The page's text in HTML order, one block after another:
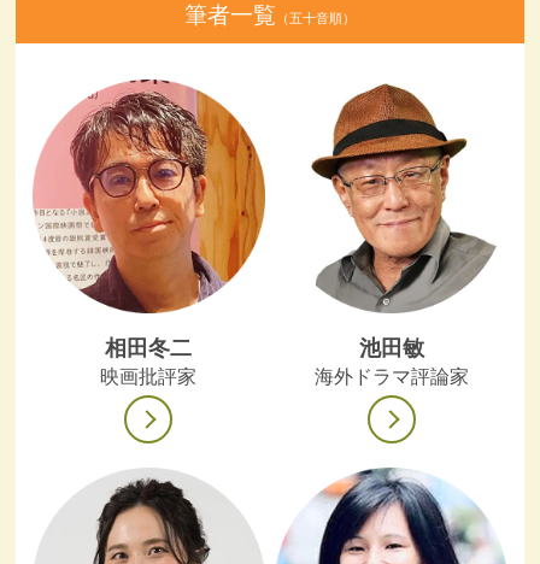
筆者一覧 （五十音順）
相田冬二
映画批評家
池田敏
海外ドラマ評論家